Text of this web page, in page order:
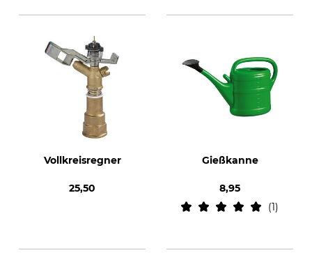
Vollkreisregner
25,50
Gießkanne
8,95
1